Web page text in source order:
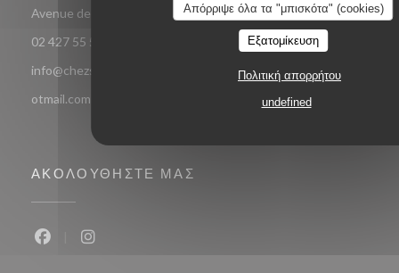
Απόρριψε όλα τα "μπισκότα" (cookies)
Εξατομίκευση
Πολιτική απορρήτου
undefined
Avenue de jette 85 1090 Jette Bruxelles((ανοίγει σε νέο
02 427 55 52
info@chezsoje.be,dubmichel@hotmail.com,freddubois66@h
otmail.com
ΑΚΟΛΟΥΘΉΣΤΕ ΜΑΣ